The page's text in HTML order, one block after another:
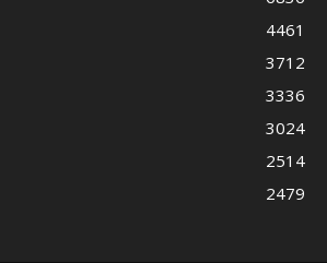
4461
3712
3336
3024
2514
2479